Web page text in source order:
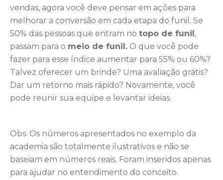
vendas, agora você deve pensar em ações para
melhorar a conversão em cada etapa do funil. Se
50% das pessoas que entram no topo de funil,
passam para o meio de funil. O que você pode
fazer para esse índice aumentar para 55% ou 60%?
Talvez oferecer um brinde? Uma avaliação grátis?
Dar um retorno mais rápido? Novamente, você
pode reunir sua equipe e levantar ideias.
Obs: Os números apresentados no exemplo da
academia são totalmente ilustrativos e não se
baseiam em números reais. Foram inseridos apenas
para ajudar no entendimento do conceito.